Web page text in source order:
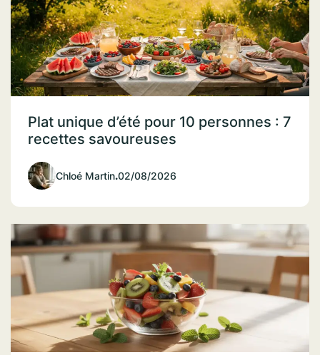
Plat unique d’été pour 10 personnes : 7
recettes savoureuses
Chloé Martin.02/08/2026